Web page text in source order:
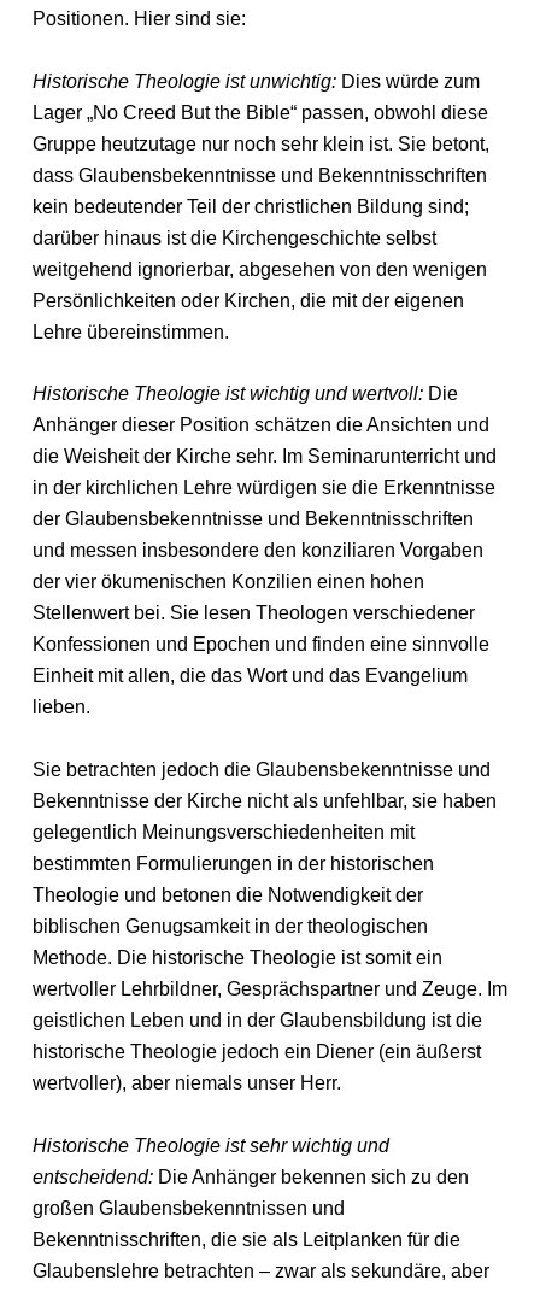
Positionen. Hier sind sie:
Historische Theologie ist unwichtig:Dies würde zum
Lager „No Creed But the Bible“ passen, obwohl diese
Gruppe heutzutage nur noch sehr klein ist. Sie betont,
dass Glaubensbekenntnisse und Bekenntnisschriften
kein bedeutender Teil der christlichen Bildung sind;
darüber hinaus ist die Kirchengeschichte selbst
weitgehend ignorierbar, abgesehen von den wenigen
Persönlichkeiten oder Kirchen, die mit der eigenen
Lehre übereinstimmen.
Historische Theologie ist wichtig und wertvoll:Die
Anhänger dieser Position schätzen die Ansichten und
die Weisheit der Kirche sehr. Im Seminarunterricht und
in der kirchlichen Lehre würdigen sie die Erkenntnisse
der Glaubensbekenntnisse und Bekenntnisschriften
und messen insbesondere den konziliaren Vorgaben
der vier ökumenischen Konzilien einen hohen
Stellenwert bei. Sie lesen Theologen verschiedener
Konfessionen und Epochen und finden eine sinnvolle
Einheit mit allen, die das Wort und das Evangelium
lieben.
Sie betrachten jedoch die Glaubensbekenntnisse und
Bekenntnisse der Kirche nicht als unfehlbar, sie haben
gelegentlich Meinungsverschiedenheiten mit
bestimmten Formulierungen in der historischen
Theologie und betonen die Notwendigkeit der
biblischen Genugsamkeit in der theologischen
Methode. Die historische Theologie ist somit ein
wertvoller Lehrbildner, Gesprächspartner und Zeuge. Im
geistlichen Leben und in der Glaubensbildung ist die
historische Theologie jedoch ein Diener (ein äußerst
wertvoller), aber niemals unser Herr.
Historische Theologie ist sehr wichtig und
entscheidend:Die Anhänger bekennen sich zu den
großen Glaubensbekenntnissen und
Bekenntnisschriften, die sie als Leitplanken für die
Glaubenslehre betrachten – zwar als sekundäre, aber